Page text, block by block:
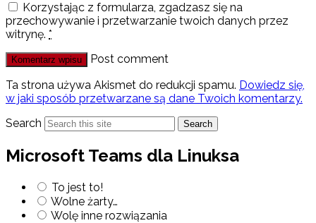
Korzystając z formularza, zgadzasz się na
przechowywanie i przetwarzanie twoich danych przez
witrynę. *
Post comment
Ta strona używa Akismet do redukcji spamu. Dowiedz się,
w jaki sposób przetwarzane są dane Twoich komentarzy.
Search
Search
Microsoft Teams dla Linuksa
To jest to!
Wolne żarty…
Wolę inne rozwiązania